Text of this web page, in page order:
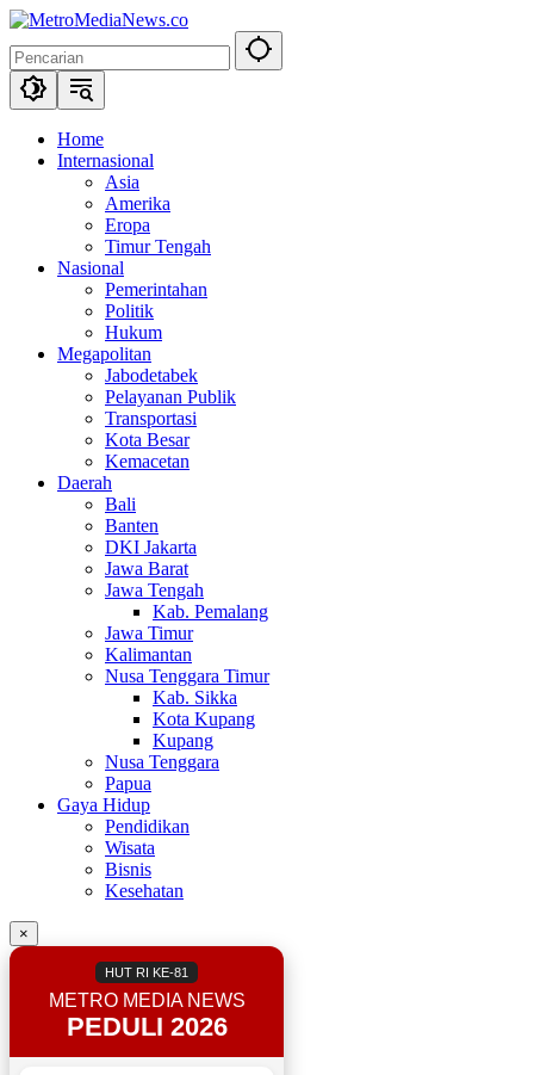
Langsung
konten
Home
Internasional
Asia
Amerika
Eropa
Timur Tengah
Nasional
Pemerintahan
Politik
Hukum
Megapolitan
Jabodetabek
Pelayanan Publik
Transportasi
Kota Besar
Kemacetan
Daerah
Bali
Banten
DKI Jakarta
Jawa Barat
Jawa Tengah
Kab. Pemalang
Jawa Timur
Kalimantan
Nusa Tenggara Timur
Kab. Sikka
Kota Kupang
Kupang
Nusa Tenggara
Papua
Gaya Hidup
Pendidikan
Wisata
Bisnis
Kesehatan
×
HUT RI KE-81
METRO MEDIA NEWS
PEDULI 2026